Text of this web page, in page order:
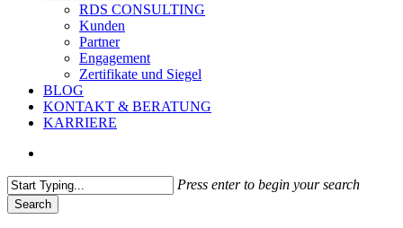
RDS CONSULTING
Kunden
Partner
Engagement
Zertifikate und Siegel
BLOG
KONTAKT & BERATUNG
KARRIERE
Press enter to begin your search
Search